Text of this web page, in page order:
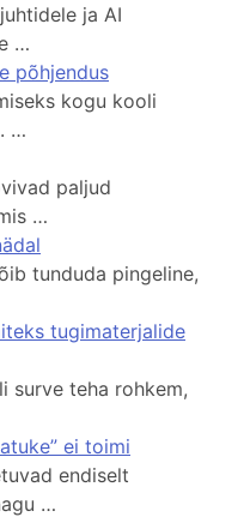
ja AI
…
põhjendus
kogu kooli
…
paljud
…
tunduda pingeline,
tugimaterjalide
surve teha rohkem,
ei toimi
endiselt
…